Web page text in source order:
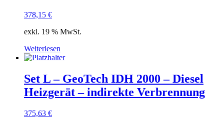
378,15 €
exkl. 19 % MwSt.
Weiterlesen
Set L – GeoTech IDH 2000 – Diesel
Heizgerät – indirekte Verbrennung
375,63 €